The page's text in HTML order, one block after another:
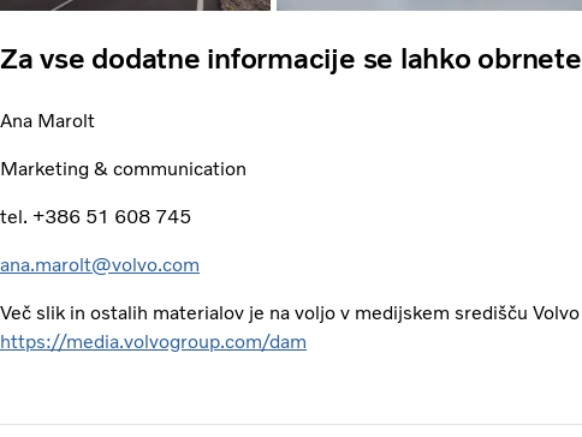
Za vse dodatne informacije se lahko
Ana Marolt
Marketing & communication
tel. +386 51 608 745
ana.marolt@volvo.com
Več slik in ostalih materialov je na voljo v medijskem središču
https://media.volvogroup.com/dam